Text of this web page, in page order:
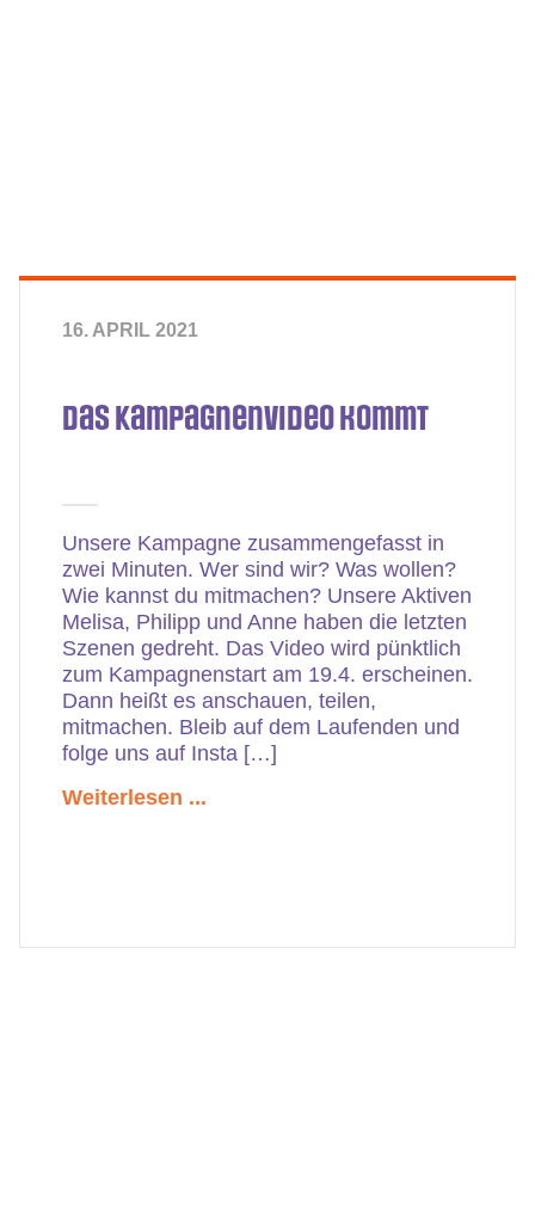
16. APRIL 2021
Das Kampagnenvideo kommt
Unsere Kampagne zusammengefasst in
zwei Minuten. Wer sind wir? Was wollen?
Wie kannst du mitmachen? Unsere Aktiven
Melisa, Philipp und Anne haben die letzten
Szenen gedreht. Das Video wird pünktlich
zum Kampagnenstart am 19.4. erscheinen.
Dann heißt es anschauen, teilen,
mitmachen. Bleib auf dem Laufenden und
folge uns auf Insta […]
Weiterlesen ...